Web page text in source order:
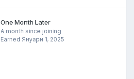
One Month Later
A month since joining
Earned Януари 1, 2025